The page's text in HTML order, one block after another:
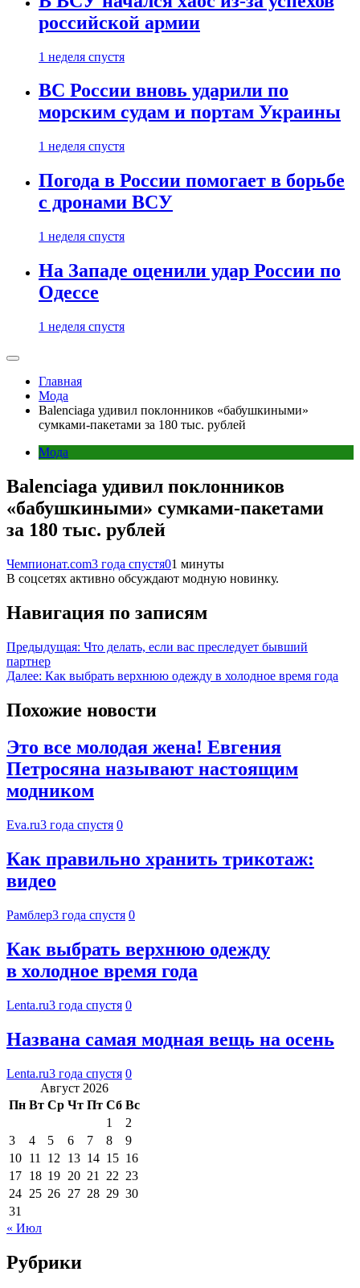
российской армии
1 неделя спустя
ВС России вновь ударили по
морским судам и портам Украины
1 неделя спустя
Погода в России помогает в борьбе
с дронами ВСУ
1 неделя спустя
На Западе оценили удар России по
Одессе
1 неделя спустя
Главная
Мода
Balenciaga удивил поклонников «бабушкиными»
сумками-пакетами за 180 тыс. рублей
Мода
Balenciaga удивил поклонников
«бабушкиными» сумками-пакетами
за 180 тыс. рублей
Чемпионат.com3 года спустя01 минуты
В соцсетях активно обсуждают модную новинку.
Навигация по записям
Предыдущая: Что делать, если вас преследует бывший
партнер
Далее: Как выбрать верхнюю одежду в холодное время года
Похожие новости
Это все молодая жена! Евгения
Петросяна называют настоящим
модником
Eva.ru3 года спустя 0
Как правильно хранить трикотаж:
видео
Рамблер3 года спустя 0
Как выбрать верхнюю одежду
в холодное время года
Lenta.ru3 года спустя 0
Названа самая модная вещь на осень
Lenta.ru3 года спустя 0
Август 2026
Пн Вт Ср Чт Пт Сб Вс
1
2
3
4 5 6 7 8
9
10 11 12 13 14 15 16
17 18 19 20 21 22 23
24 25 26 27 28 29 30
31
« Июл
Рубрики